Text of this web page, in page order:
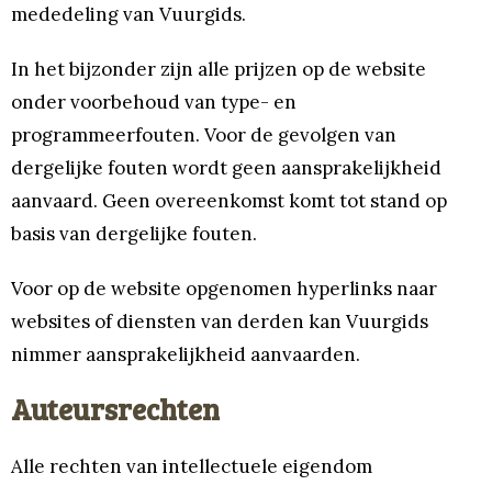
mededeling van Vuurgids.
In het bijzonder zijn alle prijzen op de website
onder voorbehoud van type- en
programmeerfouten. Voor de gevolgen van
dergelijke fouten wordt geen aansprakelijkheid
aanvaard. Geen overeenkomst komt tot stand op
basis van dergelijke fouten.
Voor op de website opgenomen hyperlinks naar
websites of diensten van derden kan Vuurgids
nimmer aansprakelijkheid aanvaarden.
Auteursrechten
Alle rechten van intellectuele eigendom